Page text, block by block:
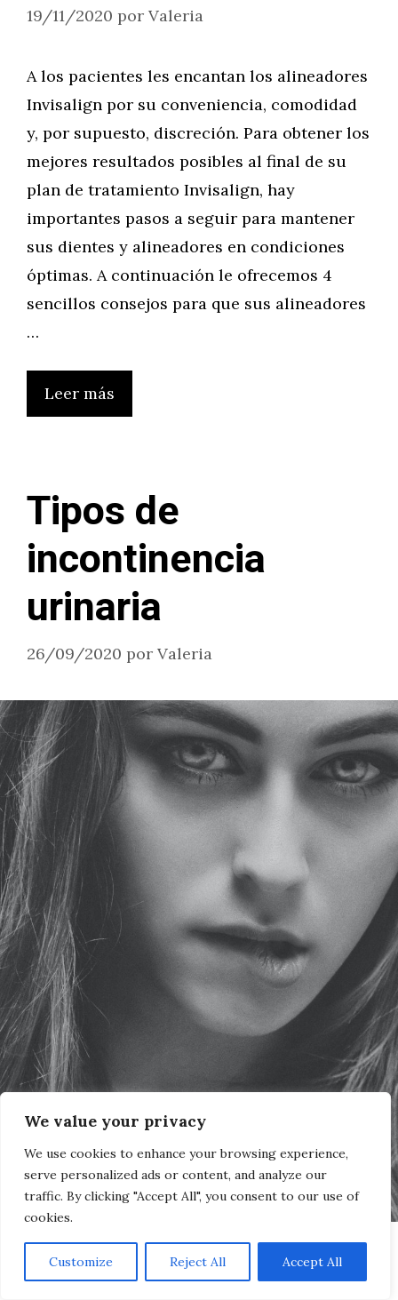
We value your privacy
We use cookies to enhance your browsing experience,
serve personalized ads or content, and analyze our
traffic. By clicking "Accept All", you consent to our use of
cookies.
Customize Reject All Accept All
19/11/2020 por Valeria
A los pacientes les encantan los alineadores
Invisalign por su conveniencia, comodidad
y, por supuesto, discreción. Para obtener los
mejores resultados posibles al final de su
plan de tratamiento Invisalign, hay
importantes pasos a seguir para mantener
sus dientes y alineadores en condiciones
óptimas. A continuación le ofrecemos 4
sencillos consejos para que sus alineadores
…
Leer más
Tipos de
incontinencia
urinaria
26/09/2020 por Valeria
¿Sabía usted que millones de mujeres están